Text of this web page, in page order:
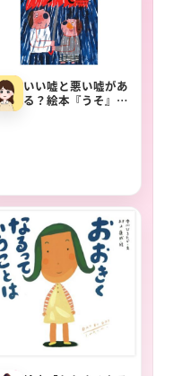
いい嘘と悪い嘘があ
る？絵本『うそ』で